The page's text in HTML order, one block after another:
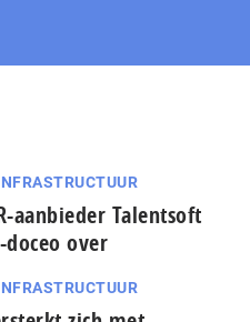
aanbieder Talentsoft
over